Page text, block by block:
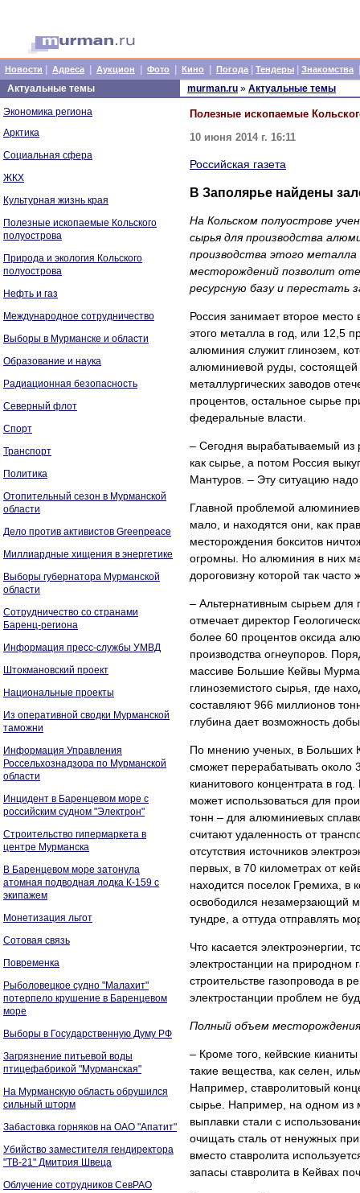
Новости Адреса Аукцион Фото Кино Погода Тендеры Знакомства
Актуальные темы
Экономика региона
Арктика
Социальная сфера
ЖКХ
Культурная жизнь края
Полезные ископаемые Кольского
полуострова
Природа и экология Кольского
полуострова
Нефть и газ
Международное сотрудничество
Выборы в Мурманске и области
Образование и наука
Радиационная безопасность
Северный флот
Спорт
Транспорт
Политика
Отопительный сезон в Мурманской
области
Дело против активистов Greenpeace
Миллиардные хищения в энергетике
Выборы губернатора Мурманской
области
Сотрудничество со странами
Баренц-региона
Информация пресс-службы УМВД
Штокмановский проект
Национальные проекты
Из оперативной сводки Мурманской
таможни
Информация Управления
Россельхознадзора по Мурманской
области
Инцидент в Баренцевом море с
российским судном "Электрон"
Строительство гипермаркета в
центре Мурманска
В Баренцевом море затонула
атомная подводная лодка К-159 с
экипажем
Монетизация льгот
Сотовая связь
Повременка
Рыболовецкое судно "Малахит"
потерпело крушение в Баренцевом
море
Выборы в Государственную Думу РФ
Загрязнение питьевой воды
птицефабрикой "Мурманская"
На Мурманскую область обрушился
сильный шторм
Забастовка горняков на ОАО "Апатит"
Убийство заместителя гендиректора
"ТВ-21" Дмитрия Швеца
Облучение сотрудников СевРАО
murman.ru » Актуальные темы
Полезные ископаемые
10 июня 2014 г. 16:11
Российская газета
В Заполярье найдены
На Кольском полуострове
сырья для производства
производства этого
месторождений позволит
ресурсную базу и перестать
Россия занимает второе
этого металла в год, или 12,5
алюминия служит глинозем,
алюминиевой руды, состоящей
металлургических заводов
процентов, остальное сырье
федеральные власти.
– Сегодня вырабатываемый из
как сырье, а потом Россия
Мантуров. – Эту ситуацию
Главной проблемой
мало, и находятся они, как
месторождения бокситов
огромны. Но алюминия в них
дороговизну которой так
– Альтернативным сырьем для
отмечает директор
более 60 процентов оксида
производства огнеупоров.
массиве Большие Кейвы
глиноземистого сырья, где
составляют 966 миллионов
глубина дает возможность
По мнению ученых, в Больших
сможет перерабатывать около
кианитового концентрата в
может использоваться для
тонн – для алюминиевых
считают удаленность от
отсутствия источников
первых, в 70 километрах от
находится поселок Гремиха, в
освободился незамерзающий
тундре, а оттуда отправлять
Что касается электроэнергии,
электростанции на природном
строительстве газопровода в
электростанции проблем не
Полный объем
– Кроме того, кейвские
такие вещества, как селен,
Например, ставролитовый
сырье. Например, на одном из
выплавки стали с
очищать сталь от ненужных
вместо ставролита
запасы ставролита в Кейвах